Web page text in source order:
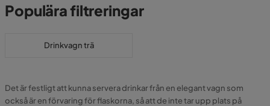
Populära filtreringar
Drinkvagn trä
Det är festligt att kunna servera drinkar från en elegant vagn som
också är en förvaring för flaskorna, så att de inte tar upp plats på